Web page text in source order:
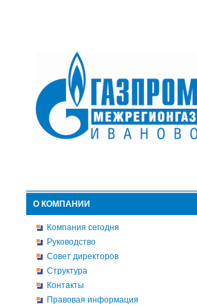
О КОМПАНИИ
Компания сегодня
Руководство
Совет директоров
Структура
Контакты
Правовая информация